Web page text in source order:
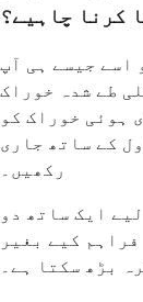
کرنا چاہیے؟
اسے جیسے ہی آپ
طے شدہ خوراک
ہوئی خوراک کو
کے ساتھ جاری
رکھیں۔
ایک ساتھ دو
کیے بغیر
بڑھ سکتا ہے۔